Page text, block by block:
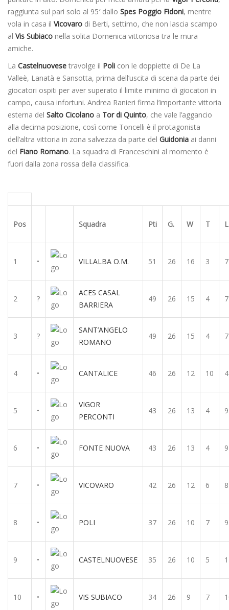
raggiunta sul pari solo al 95′ dallo Spes Poggio Fidoni, mentre
vola in casa il Vicovaro di Berti, settimo, che non lascia scampo
al Vis Subiaco nella solita Domenica vittoriosa tra le mura
amiche.
La Castelnuovese travolge il Poli con le doppiette di De La
Valleè, Lanatà e Sansotta, prima dell’uscita di scena da parte dei
giocatori ospiti per aver superato il limite minimo di giocatori in
campo, causa infortuni. Andrea Ranieri firma l’importante vittoria
esterna del Salto Cicolano a Tor di Quinto, che vale l’aggancio
alla decima posizione, così come Toncelli è il protagonista
dell’altra vittoria in zona salvezza da parte del Guidonia ai danni
del Fiano Romano. La squadra di Franceschini al momento è
fuori dalla zona rossa della classifica.
Pos Squadra Pti G. W T L
1 • VILLALBA O.M. 51 26 16 3 7
2 ?
ACES CASAL
BARRIERA
49 26 15 4 7
3 ?
SANT’ANGELO
ROMANO
49 26 15 4 7
4 • CANTALICE 46 26 12 10 4
5 •
VIGOR
PERCONTI
43 26 13 4 9
6 • FONTE NUOVA 43 26 13 4 9
7 • VICOVARO 42 26 12 6 8
8 • POLI 37 26 10 7 9
9 • CASTELNUOVESE 35 26 10 5
10 • VIS SUBIACO 34 26 9 7